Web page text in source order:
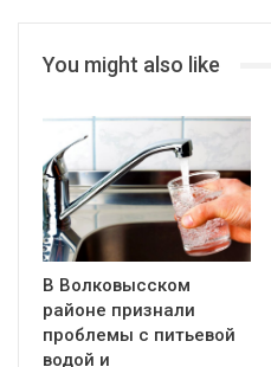
You might also like
В Волковысском
районе признали
проблемы с питьевой
водой и